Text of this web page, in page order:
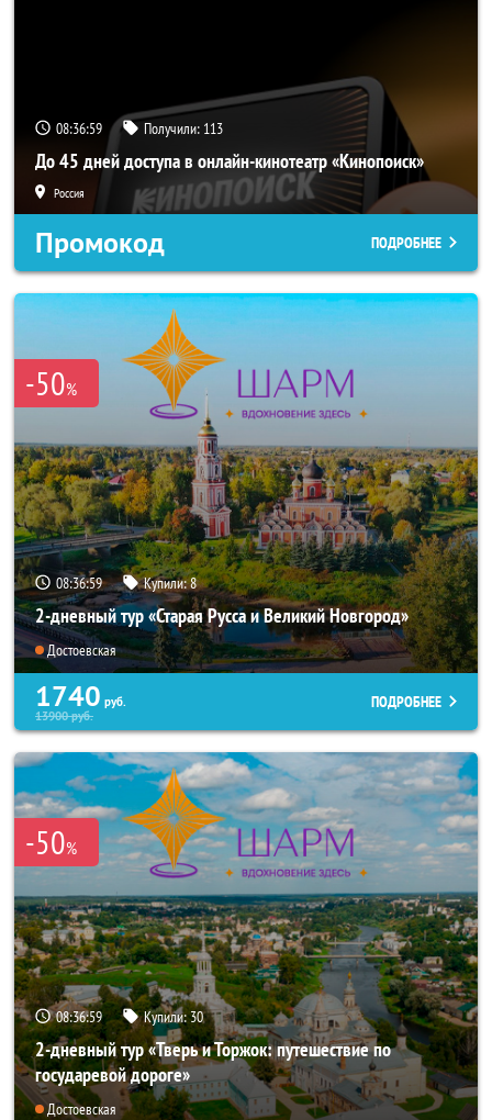
08:36:57 Получили: 113
До 45 дней доступа в онлайн-кинотеатр «Кинопоиск»
Россия
Промокод ПОДРОБНЕЕ
-50%
08:36:57 Купили:8
2-дневный тур «Старая Русса и Великий Новгород»
Достоевская
1740 руб.
13900руб.
ПОДРОБНЕЕ
-50%
08:36:57 Купили:30
2-дневный тур «Тверь и Торжок: путешествие по
государевой дороге»
Достоевская